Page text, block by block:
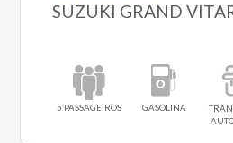
SUZUKI GRAND
5 PASSAGEIROS GASOLINA